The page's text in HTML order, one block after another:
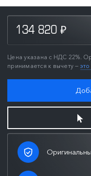
134 820 ₽
Цена указана с НДС 22%.
принимается к вычету —